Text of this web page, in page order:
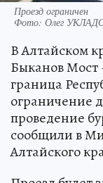
Проезд ограничен
Фото: Олег
В Алтайском
Быканов
граница
ограничение
проведение
сообщили в
Алтайского